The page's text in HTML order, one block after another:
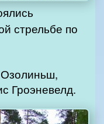
стрельбе по
Гроэневелд.